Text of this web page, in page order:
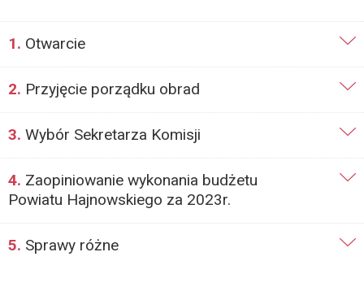
1. Otwarcie
2. Przyjęcie porządku obrad
3. Wybór Sekretarza Komisji
4. Zaopiniowanie wykonania budżetu
Powiatu Hajnowskiego za 2023r.
5. Sprawy różne